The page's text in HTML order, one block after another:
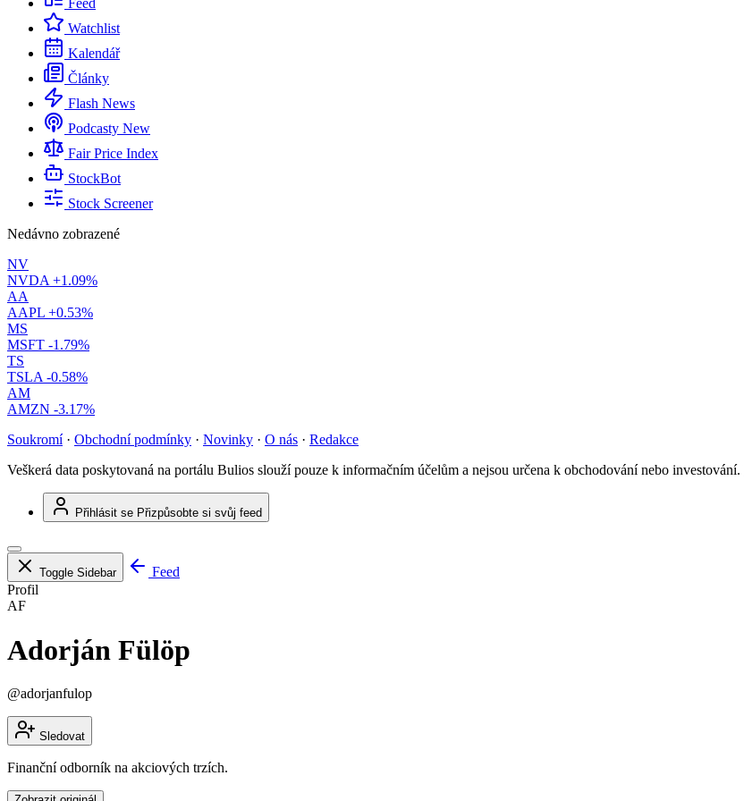
Feed
Watchlist
Kalendář
Články
Flash News
Podcasty New
Fair Price Index
StockBot
Stock Screener
Nedávno zobrazené
NV
NVDA +1.09%
AA
AAPL +0.53%
MS
MSFT -1.79%
TS
TSLA -0.58%
AM
AMZN -3.17%
Soukromí · Obchodní podmínky · Novinky · O nás · Redakce
Veškerá data poskytovaná na portálu Bulios slouží pouze k informačním účelům a nejsou určena k obchodování nebo investování.
Přihlásit se Přizpůsobte si svůj feed
Toggle Sidebar
Feed
Profil
AF
Adorján Fülöp
@adorjanfulop
Sledovat
Finanční odborník na akciových trzích.